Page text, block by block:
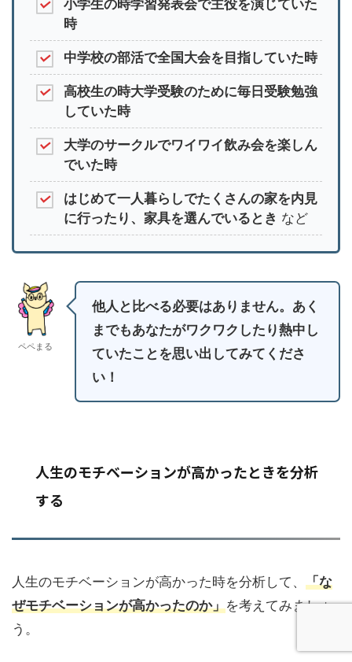
小学生の時学習発表会で主役を演じていた
時
中学校の部活で全国大会を目指していた時
高校生の時大学受験のために毎日受験勉強
していた時
大学のサークルでワイワイ飲み会を楽しん
でいた時
はじめて一人暮らしでたくさんの家を内見
に行ったり、家具を選んでいるとき など
ペペまる
他人と比べる必要はありません。あく
までもあなたがワクワクしたり熱中し
ていたことを思い出してみてくださ
い！
人生のモチベーションが高かったときを分析
する
人生のモチベーションが高かった時を分析して、 「な
ぜモチベーションが高かったのか」を考えてみましょ
う。